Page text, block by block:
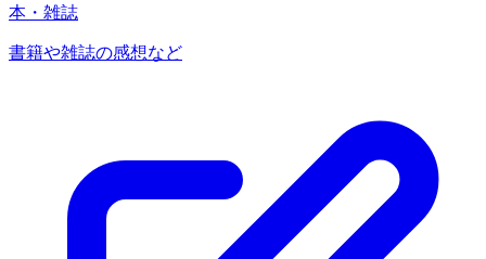
本・雑誌
書籍や雑誌の感想など